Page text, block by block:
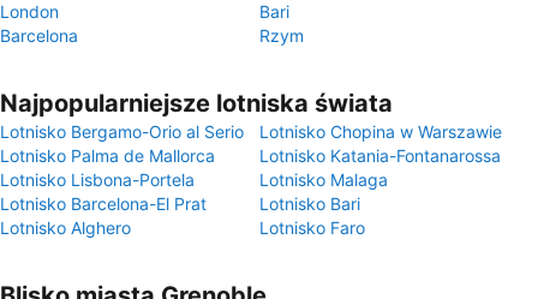
London
Bari
Barcelona
Rzym
Najpopularniejsze lotniska świata
Lotnisko Bergamo-Orio al Serio
Lotnisko Chopina w Warszawie
Lotnisko Palma de Mallorca
Lotnisko Katania-Fontanarossa
Lotnisko Lisbona-Portela
Lotnisko Malaga
Lotnisko Barcelona-El Prat
Lotnisko Bari
Lotnisko Alghero
Lotnisko Faro